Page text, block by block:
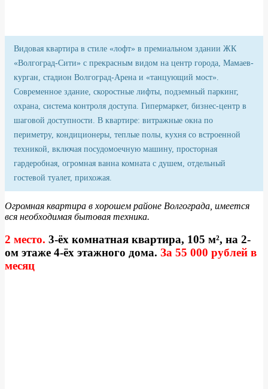
Видовая квартира в стиле «лофт» в премиальном здании ЖК
«Волгоград-Сити» с прекрасным видом на центр города, Мамаев-
курган, стадион Волгоград-Арена и «танцующий мост».
Современное здание, скоростные лифты, подземный паркинг,
охрана, система контроля доступа. Гипермаркет, бизнес-центр в
шаговой доступности. В квартире: витражные окна по
периметру, кондиционеры, теплые полы, кухня со встроенной
техникой, включая посудомоечную машину, просторная
гардеробная, огромная ванна комната с душем, отдельный
гостевой туалет, прихожая.
Огромная квартира в хорошем районе Волгограда, имеется
вся необходимая бытовая техника.
2 место. 3-ёх комнатная квартира, 105 м², на 2-
ом этаже 4-ёх этажного дома. За 55 000 рублей в
месяц